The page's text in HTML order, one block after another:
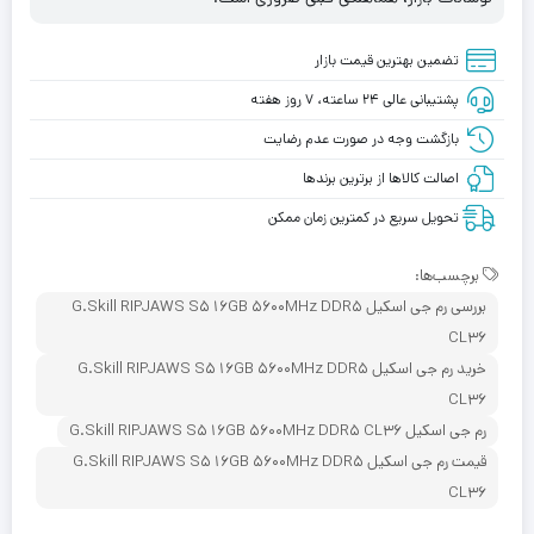
تضمین بهترین قیمت بازار
پشتیبانی عالی ۲۴ ساعته، ۷ روز هفته
بازگشت وجه در صورت عدم رضایت
اصالت کالاها از برترین برندها
تحویل سریع در کمترین زمان ممکن
برچسب‌ها:
بررسی رم جی اسکیل G.Skill RIPJAWS S5 16GB 5600MHz DDR5
CL36
خرید رم جی اسکیل G.Skill RIPJAWS S5 16GB 5600MHz DDR5
CL36
رم جی اسکیل G.Skill RIPJAWS S5 16GB 5600MHz DDR5 CL36
قیمت رم جی اسکیل G.Skill RIPJAWS S5 16GB 5600MHz DDR5
CL36